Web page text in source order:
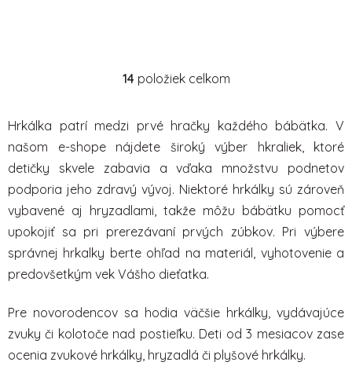
O
l
d
a
c
i
e
p
r
v
y
v
ý
p
14položiek celkom
Hrkálka patrí medzi prvé hračky každého bábätka. V
našom e-shope nájdete široký výber hkraliek, ktoré
detičky skvele zabavia a vďaka množstvu podnetov
podporia jeho zdravý vývoj. Niektoré hrkálky sú zároveň
vybavené aj hryzadlami, takže môžu bábätku pomocť
upokojiť sa pri prerezávaní prvých zúbkov. Pri výbere
správnej hrkalky berte ohľad na materiál, vyhotovenie a
predovšetkým vek Vášho dieťatka.
Pre novorodencov sa hodia väčšie hrkálky, vydávajúce
zvuky či kolotoče nad postieľku. Deti od 3 mesiacov zase
ocenia zvukové hrkálky, hryzadlá či plyšové hrkálky.